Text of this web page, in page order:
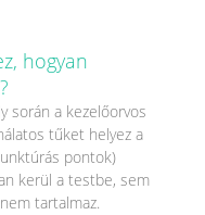
hogyan
során a kezelőorvos
tűket helyez a
pontok)
kerül a testbe, sem
tartalmaz.